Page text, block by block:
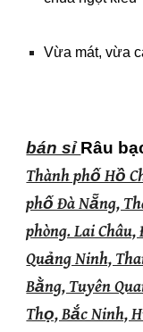
Vừa mát, vừa
bán sỉRâu
Thành phố Hồ
phố Đà Nẵng,
phòng. Lai
Quảng Ninh,
Bằng, Tuyên
Thọ, Bắc Ninh,